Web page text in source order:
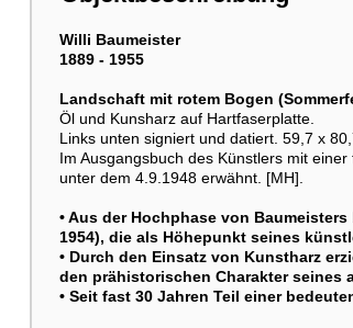
Willi Baumeister
1889 - 1955
Landschaft mit rotem Bogen
Öl und Kunsharz auf Hartfaserplatte.
Links unten signiert und datiert. 59,7 x
Im Ausgangsbuch des Künstlers mit
unter dem 4.9.1948 erwähnt. [MH].
• Aus der Hochphase von
1954), die als Höhepunkt seines
• Durch den Einsatz von Kunstharz
den prähistorischen Charakter seines
• Seit fast 30 Jahren Teil einer